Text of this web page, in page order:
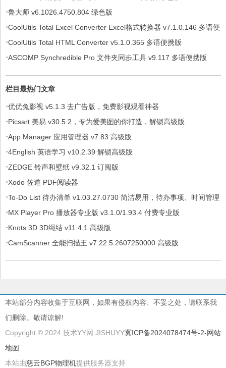
·鲁大师 v6.1026.4750.804 绿色版
·CoolUtils Total Excel Converter Excel格式转换器 v7.1.0.146 多语便
携版
·CoolUtils Total HTML Converter v5.1.0.365 多语便携版
·ASCOMP Synchredible Pro 文件夹同步工具 v9.117 多语便携版
栏目最热门文章
·优优兔影视 v5.1.3 去广告版，免费影视观看神器
·Picsart 美易 v30.5.2，专为爱美图的你打造，解锁高级版
·App Manager 应用管理器 v7.83 高级版
·4English 英语学习 v10.2.39 解锁高级版
·ZEDGE 铃声和壁纸 v9.32.1 订阅版
·Xodo 佐道 PDF阅读器
·To-Do List 待办清单 v1.03.27.0730 简洁易用，待办事项、时间管理
软件，解锁专业版
·MX Player Pro 播放器专业版 v3.1.0/1.93.4 付费专业版
·Knots 3D 3D绳结 v11.4.1 高级版
·CamScanner 全能扫描王 v7.22.5.2607250000 高级版
本站部分内容收集于互联网，如果有侵权内容、不妥之处，请联系我
们删除。敬请谅解!
Copyright © 2024 技术YY网 JISHUYY冀ICP备2024078474号-2-网站
地图
本站由慈云BGP物理机提供服务器支持